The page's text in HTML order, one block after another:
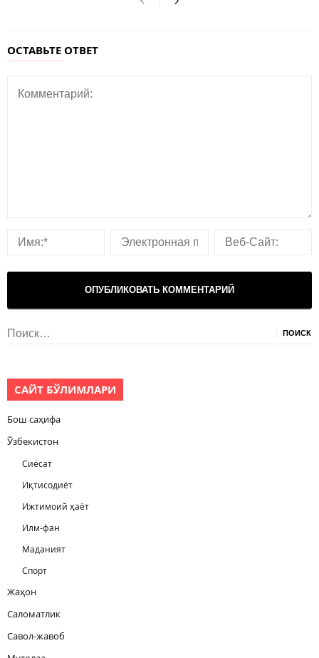
ОСТАВЬТЕ ОТВЕТ
Найти:
САЙТ БЎЛИМЛАРИ
Бош саҳифа
Ўзбекистон
Сиёсат
Иқтисодиёт
Ижтимоий ҳаёт
Илм-фан
Маданият
Спорт
Жаҳон
Саломатлик
Савол-жавоб